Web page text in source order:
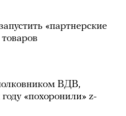
«партнерские
ВДВ,
«похоронили» z-